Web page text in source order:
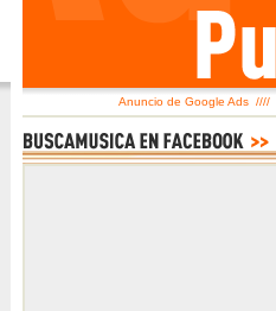
Anuncio de Google Ads ////